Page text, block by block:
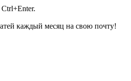
каждый месяц на свою почту!